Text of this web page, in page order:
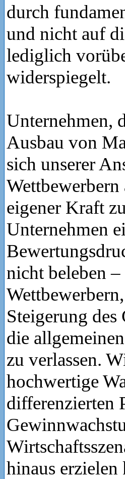
durch
und nicht auf
lediglich
widerspiegelt.
Unternehmen,
Ausbau von
sich unserer
eigener Kraft
Unternehmen
nicht beleben
Steigerung
die
zu verlassen.
hochwertige
differenzierten
hinaus erzielen